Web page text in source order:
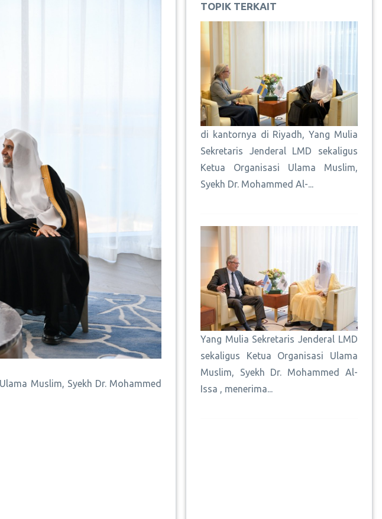
Muslim, Syekh Dr. Mohammed
TOPIK TERKAIT
di kantornya di Riyadh, Yang Mulia
Sekretaris Jenderal LMD sekaligus
Ketua Organisasi Ulama Muslim,
Syekh Dr. Mohammed Al-...
Yang Mulia Sekretaris Jenderal LMD
sekaligus Ketua Organisasi Ulama
Muslim, Syekh Dr. Mohammed Al-
Issa , menerima...